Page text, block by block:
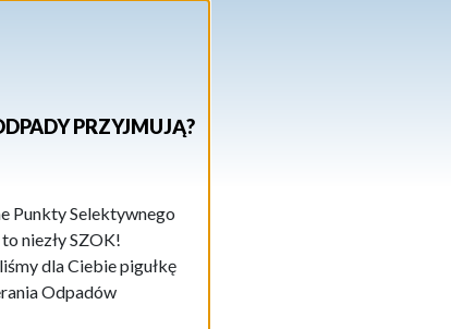
PRZYJMUJĄ?
Punkty Selektywnego
niezły SZOK!
dla Ciebie pigułkę
Odpadów